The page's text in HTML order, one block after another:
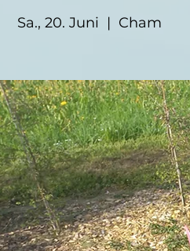
Sa., 20. Juni
  |
Cham